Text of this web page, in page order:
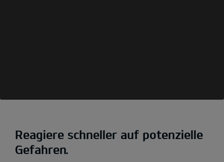
Reagiere schneller auf potenzielle
Gefahren.